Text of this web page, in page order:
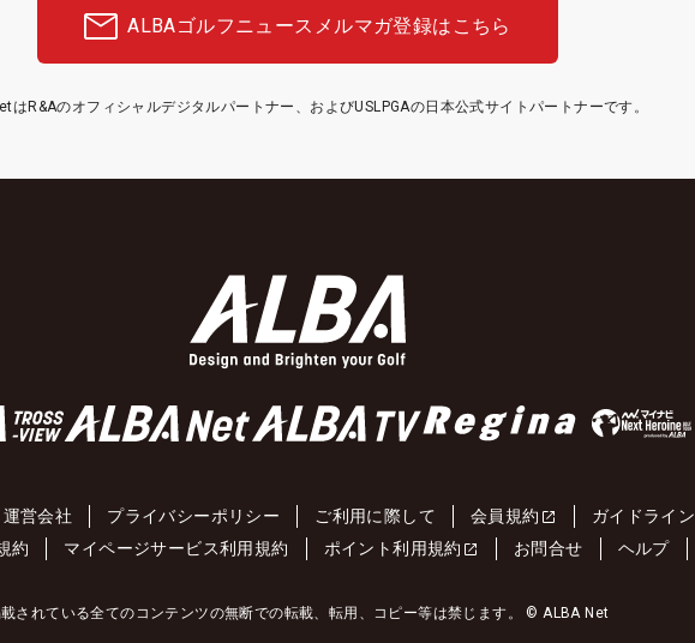
ALBAゴルフニュース メルマガ登録はこちら
はR&Aのオフィシャルデジタルパートナー、およびUSLPGAの日本公式サイトパートナーです。
運営会社 プライバシーポリシー ご利用に際して 会員規約 ガイドライン
約
マイページサービス利用規約 ポイント利用規約 お問合せ ヘルプ
されている全てのコンテンツの無断での転載、転用、コピー等は禁じます。 © ALBA Net